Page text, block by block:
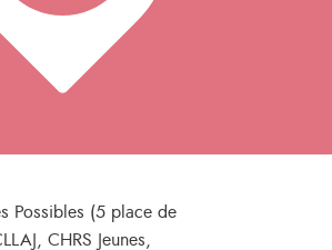
Possibles (5 place de
CHRS Jeunes,